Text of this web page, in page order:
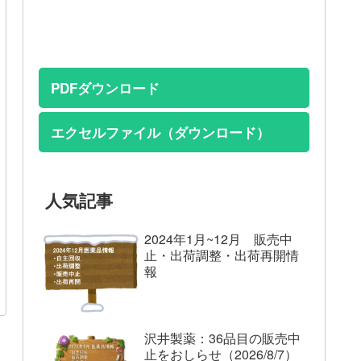
PDFダウンロード
エクセルファイル（ダウンロード）
人気記事
2024年1月~12月 販売中
止・出荷調整・出荷再開情
報
沢井製薬：36品目の販売中
止をおしらせ（2026/8/7）